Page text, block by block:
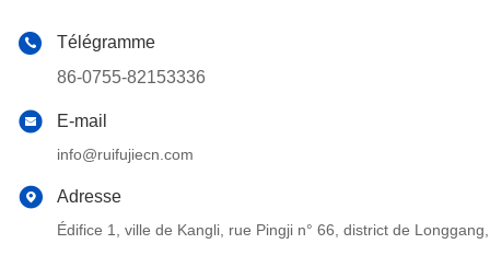
Télégramme
86-0755-82153336
E-mail
info@ruifujiecn.com
Adresse
Édifice 1, ville de Kangli, rue Pingji n° 66, district de